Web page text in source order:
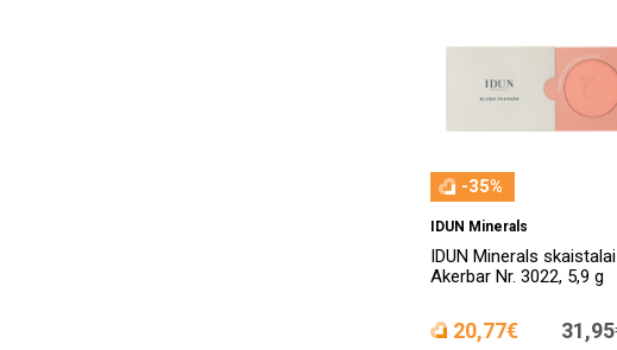
-35%
IDUN Minerals
IDUN Minerals skaistalai
Akerbar Nr. 3022, 5,9 g
20,77€